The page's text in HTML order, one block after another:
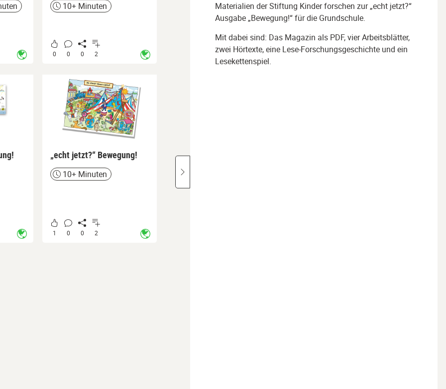
Zeit10+ Minuten
0 0 0 2
„echt jetzt?“ Bewegung!
Zeit10+ Minuten
1 0 0 2
Materialien der Stiftung Kinder forschen zur „echt jetzt?“
Ausgabe „Bewegung!“ für die Grundschule.
Mit dabei sind: Das Magazin als PDF, vier Arbeitsblätter,
zwei Hörtexte, eine Lese-Forschungsgeschichte und ein
Lesekettenspiel.